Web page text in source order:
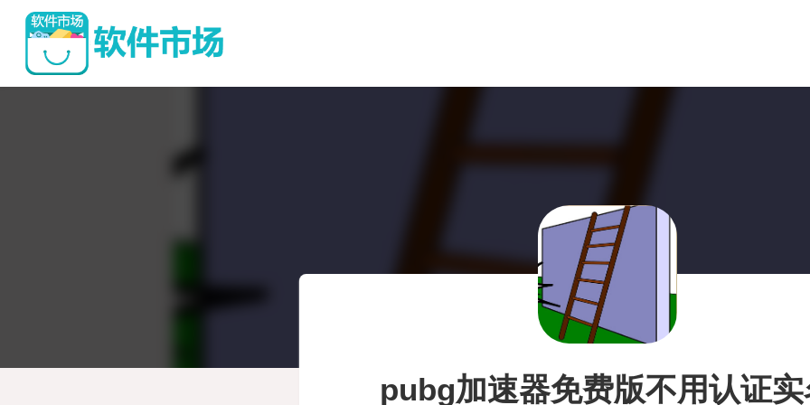
pubg加速器免费版不用认证